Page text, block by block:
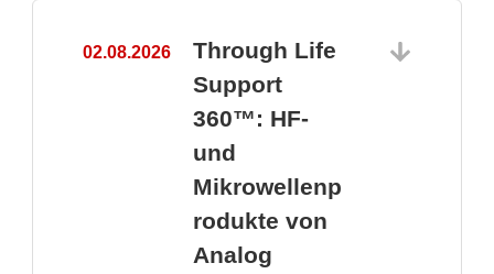
02.08.2026
Through Life
Support
360™: HF-
und
Mikrowellenp
rodukte von
Analog